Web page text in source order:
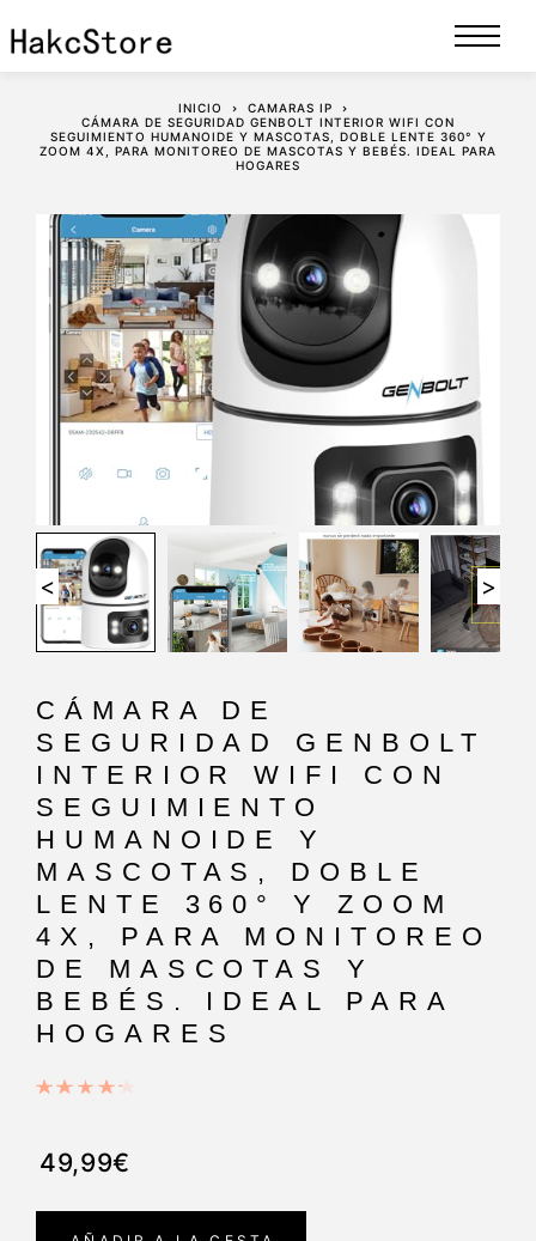
INICIO
CAMARAS IP
CÁMARA DE SEGURIDAD GENBOLT INTERIOR WIFI CON
SEGUIMIENTO HUMANOIDE Y MASCOTAS, DOBLE LENTE 360° Y
ZOOM 4X, PARA MONITOREO DE MASCOTAS Y BEBÉS. IDEAL PARA
HOGARES
< >
CÁMARA DE
SEGURIDAD GENBOLT
INTERIOR WIFI CON
SEGUIMIENTO
HUMANOIDE Y
MASCOTAS, DOBLE
LENTE 360° Y ZOOM
4X, PARA MONITOREO
DE MASCOTAS Y
BEBÉS. IDEAL PARA
HOGARES
49,99€